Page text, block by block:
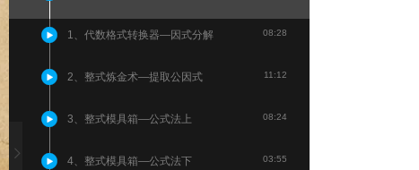
1、代数格式转换器—因式分解 08:28
2、整式炼金术—提取公因式 11:12
3、整式模具箱—公式法上 08:24
4、整式模具箱—公式法下 03:55